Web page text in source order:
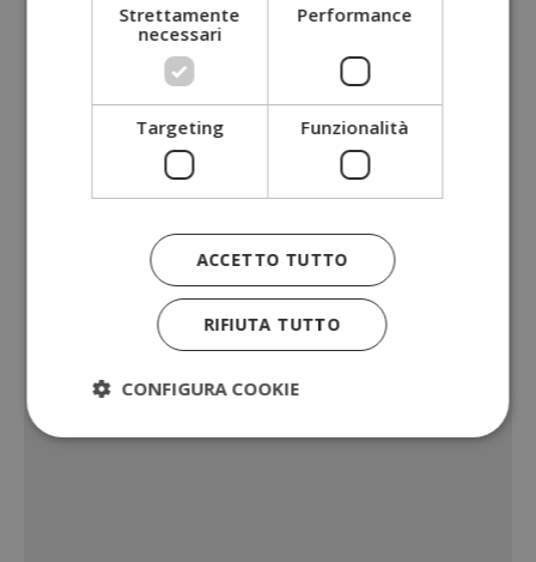
Strettamente
necessari
Performance
Targeting Funzionalità
ACCETTO TUTTO
RIFIUTA TUTTO
CONFIGURA COOKIE